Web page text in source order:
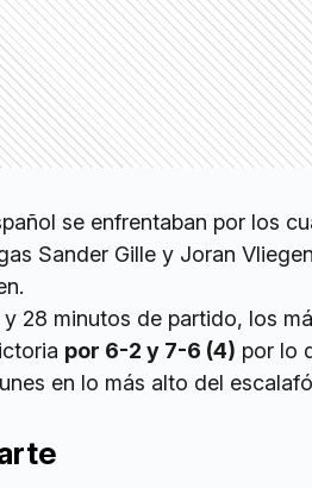
se enfrentaban por los
Sander Gille y Joran
28 minutos de partido, los
por 6-2 y 7-6 (4) por lo
en lo más alto del